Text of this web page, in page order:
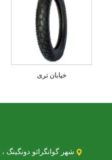
خیابان تری
 شهر گوانگرائو دونگینگ